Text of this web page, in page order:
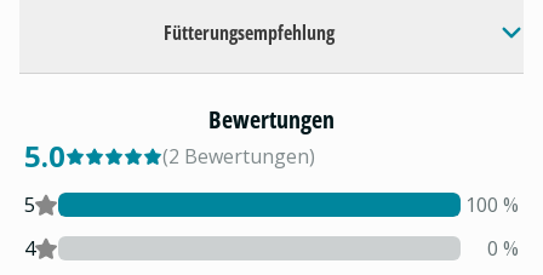
Fütterungsempfehlung
Bewertungen
5.0 (2 Bewertungen)
5
100 %
4
0 %